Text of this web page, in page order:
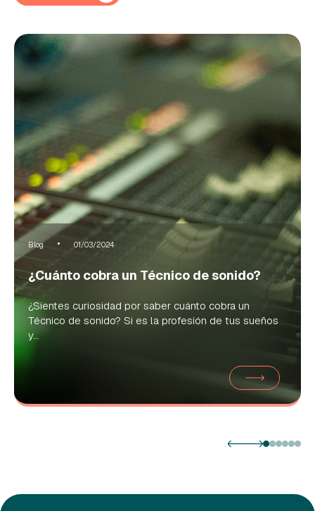
Blog 01/03/2024
¿Cuánto cobra un Técnico de sonido?
¿Sientes curiosidad por saber cuánto cobra un
Técnico de sonido? Si es la profesión de tus sueños
y...